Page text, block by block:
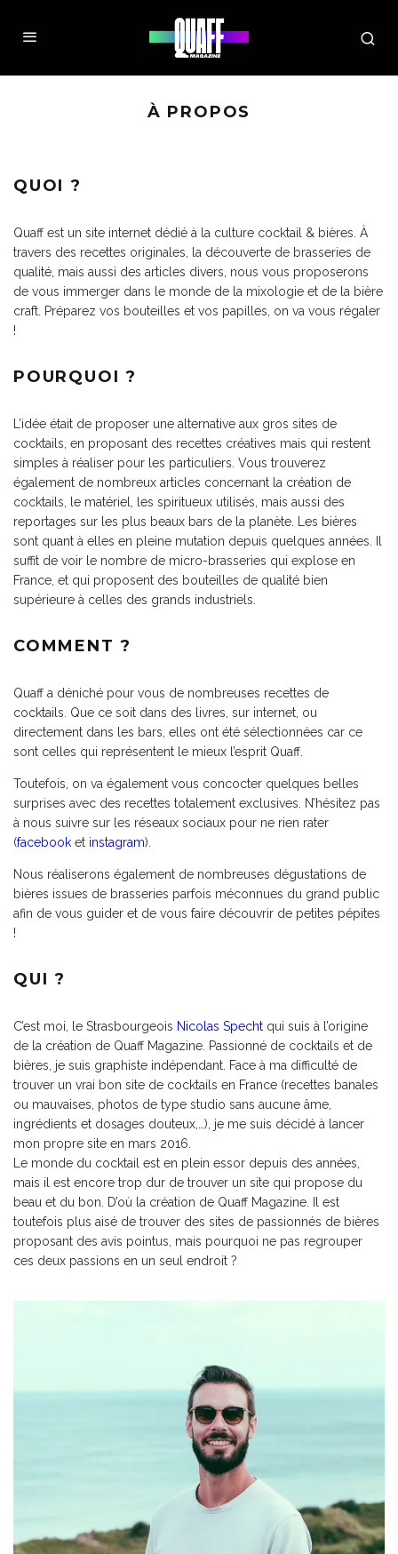
À PROPOS
QUOI ?
Quaff est un site internet dédié à la culture cocktail & bières. À
travers des recettes originales, la découverte de brasseries de
qualité, mais aussi des articles divers, nous vous proposerons
de vous immerger dans le monde de la mixologie et de la bière
craft. Préparez vos bouteilles et vos papilles, on va vous régaler
!
POURQUOI ?
L’idée était de proposer une alternative aux gros sites de
cocktails, en proposant des recettes créatives mais qui restent
simples à réaliser pour les particuliers. Vous trouverez
également de nombreux articles concernant la création de
cocktails, le matériel, les spiritueux utilisés, mais aussi des
reportages sur les plus beaux bars de la planète. Les bières
sont quant à elles en pleine mutation depuis quelques années. Il
suffit de voir le nombre de micro-brasseries qui explose en
France, et qui proposent des bouteilles de qualité bien
supérieure à celles des grands industriels.
COMMENT ?
Quaff a déniché pour vous de nombreuses recettes de
cocktails. Que ce soit dans des livres, sur internet, ou
directement dans les bars, elles ont été sélectionnées car ce
sont celles qui représentent le mieux l’esprit Quaff.
Toutefois, on va également vous concocter quelques belles
surprises avec des recettes totalement exclusives. N’hésitez pas
à nous suivre sur les réseaux sociaux pour ne rien rater
(facebook et instagram).
Nous réaliserons également de nombreuses dégustations de
bières issues de brasseries parfois méconnues du grand public
afin de vous guider et de vous faire découvrir de petites pépites
!
QUI ?
C’est moi, le Strasbourgeois Nicolas Specht qui suis à l’origine
de la création de Quaff Magazine. Passionné de cocktails et de
bières, je suis graphiste indépendant. Face à ma difficulté de
trouver un vrai bon site de cocktails en France (recettes banales
ou mauvaises, photos de type studio sans aucune âme,
ingrédients et dosages douteux,…), je me suis décidé à lancer
mon propre site en mars 2016.
Le monde du cocktail est en plein essor depuis des années,
mais il est encore trop dur de trouver un site qui propose du
beau et du bon. D’où la création de Quaff Magazine. Il est
toutefois plus aisé de trouver des sites de passionnés de bières
proposant des avis pointus, mais pourquoi ne pas regrouper
ces deux passions en un seul endroit ?